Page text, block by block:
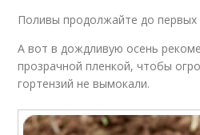
Поливы продолжайте до первых
А вот в дождливую осень
прозрачной пленкой, чтобы
гортензий не вымокали.